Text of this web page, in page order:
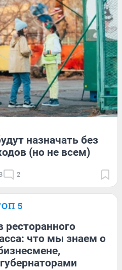
назначать без
(но не всем)
2
5
ресторанного
что мы знаем о